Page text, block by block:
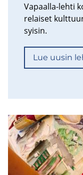
Vapaalla-​lehti
re­lai­set
syi­sin.
Lue uusin